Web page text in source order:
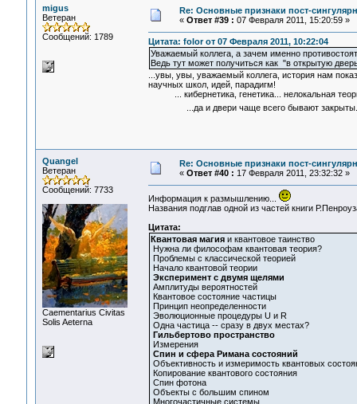
migus
Ветеран
Сообщений: 1789
Re: Основные признаки пост-
« Ответ #39 : 07 Февраля 2011, 15:20:59 »
Цитата: folor от 07 Февраля 2011, 10:22:04
Уважаемый коллега, а зачем именно
Ведь тут может получиться как "в открытую
...увы, увы, уважаемый коллега, история нам
научных школ, идей, парадигм!
... кибернетика, генетика... нелокальная
...да и двери чаще всего бывают
Quangel
Ветеран
Сообщений: 7733
Сaementarius Civitas
Solis Aeterna
Re: Основные признаки пост-
« Ответ #40 : 17 Февраля 2011, 23:32:32 »
Информация к размышлению...
Названия подглав одной из частей книги
Цитата:
Квантовая магия и квантовое таинство
Нужна ли философам квантовая теория?
Проблемы с классической теорией
Начало квантовой теории
Эксперимент с двумя щелями
Амплитуды вероятностей
Квантовое состояние частицы
Принцип неопределенности
Эволюционные процедуры U и R
Одна частица -- сразу в двух местах?
Гильбертово пространство
Измерения
Спин и сфера Римана состояний
Объективность и измеримость квантовых
Копирование квантового состояния
Спин фотона
Объекты с большим спином
Многочастичные системы